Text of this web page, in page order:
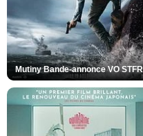
Mutiny Bande-annonce VO STFR